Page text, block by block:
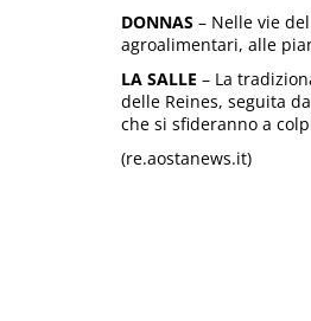
DONNAS – Nelle vie
agroalimentari, alle
LA SALLE – La
delle Reines, seguita
che si sfideranno a
(re.aostanews.it)